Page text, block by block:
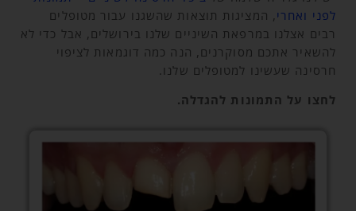
לפני ואחרי , המציגות תוצאות שהשגנו עבור מטופלים
רבים אצלנו במרפאת השיניים שלנו בירושלים, אבל כדי לא
להשאיר אתכם מסוקרנים, הנה כמה דוגמאות לציפוי
חרסינה שעשינו למטופלים שלנו.
לחצו על התמונות להגדלה.